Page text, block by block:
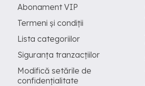
Abonament VIP
Termeni și condiții
Lista categoriilor
Siguranța tranzacțiilor
Modifică setările de
confidențialitate